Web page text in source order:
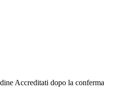
Accreditati dopo la conferma